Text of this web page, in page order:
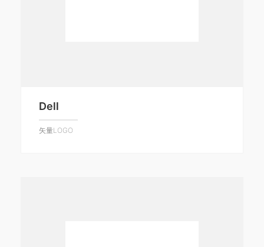
Dell
矢量LOGO